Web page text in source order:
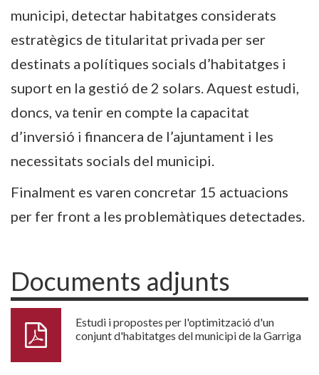
municipi, detectar habitatges considerats
estratègics de titularitat privada per ser
destinats a polítiques socials d’habitatges i
suport en la gestió de 2 solars. Aquest estudi,
doncs, va tenir en compte la capacitat
d’inversió i financera de l’ajuntament i les
necessitats socials del municipi.
Finalment es varen concretar 15 actuacions
per fer front a les problemàtiques detectades.
Documents adjunts
Estudi i propostes per l'optimització d'un
conjunt d'habitatges del municipi de la Garriga